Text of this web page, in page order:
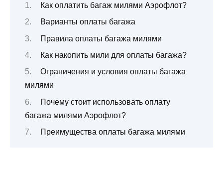
Как оплатить багаж милями Аэрофлот?
Варианты оплаты багажа
Правила оплаты багажа милями
Как накопить мили для оплаты багажа?
Ограничения и условия оплаты багажа
милями
Почему стоит использовать оплату
багажа милями Аэрофлот?
Преимущества оплаты багажа милями